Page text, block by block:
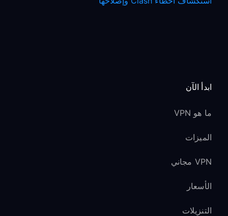
ابدأ الآن
ما هو VPN
الميزات
VPN مجاني
الأسعار
التنزيلات